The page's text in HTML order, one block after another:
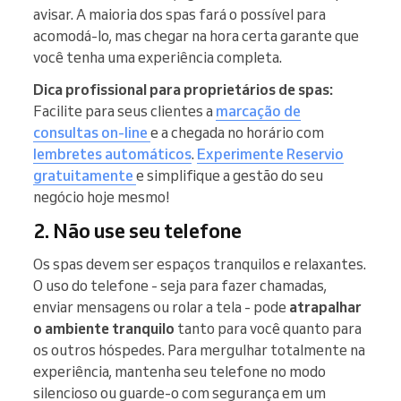
avisar. A maioria dos spas fará o possível para
acomodá-lo, mas chegar na hora certa garante que
você tenha uma experiência completa.
Dica profissional para proprietários de spas:
Facilite para seus clientes a marcação de
consultas on-line e a chegada no horário com
lembretes automáticos. Experimente Reservio
gratuitamente e simplifique a gestão do seu
negócio hoje mesmo!
2. Não use seu telefone
Os spas devem ser espaços tranquilos e relaxantes.
O uso do telefone - seja para fazer chamadas,
enviar mensagens ou rolar a tela - pode atrapalhar
o ambiente tranquilo tanto para você quanto para
os outros hóspedes. Para mergulhar totalmente na
experiência, mantenha seu telefone no modo
silencioso ou guarde-o com segurança em um